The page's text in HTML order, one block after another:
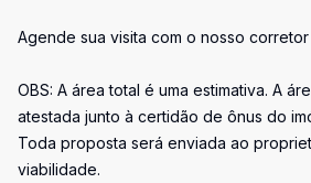
Agende sua visita com o nosso corretor
OBS: A área total é uma estimativa. A
atestada junto à certidão de ônus do
Toda proposta será enviada ao
viabilidade.